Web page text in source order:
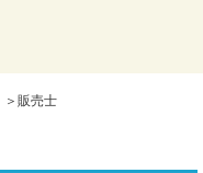
＞販売士